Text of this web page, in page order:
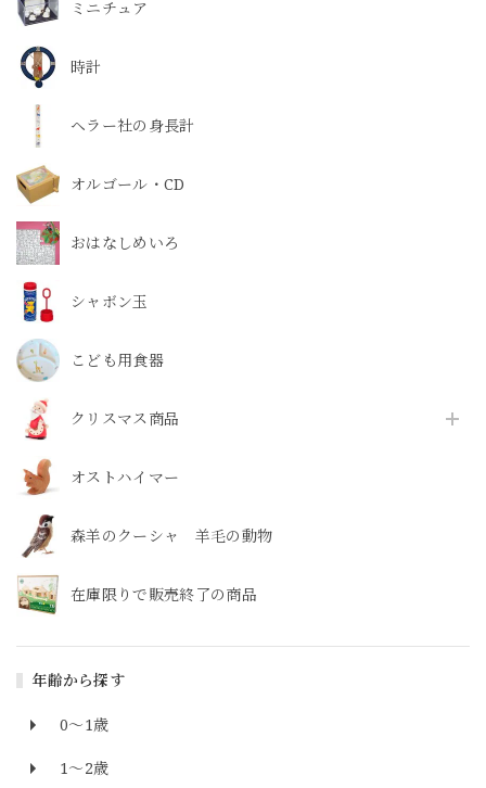
ミニチュア
時計
ヘラー社の身長計
オルゴール・CD
おはなしめいろ
シャボン玉
こども用食器
クリスマス商品
オストハイマー
森羊のクーシャ 羊毛の動物
在庫限りで販売終了の商品
年齢から探す
0～1歳
1～2歳